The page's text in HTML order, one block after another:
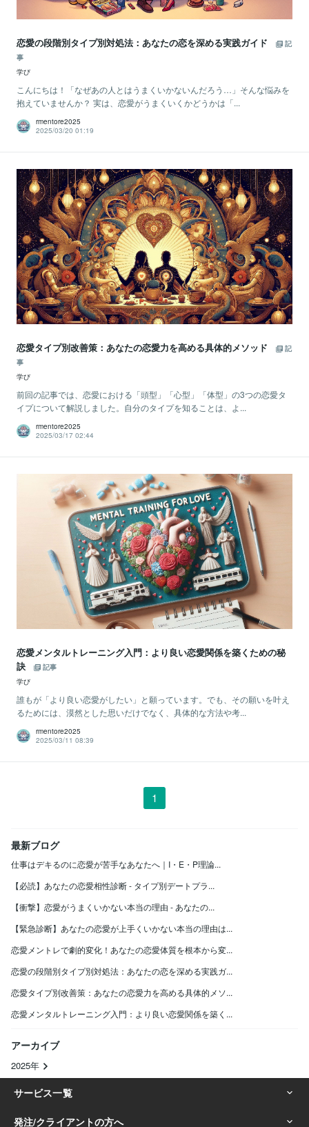
恋愛の段階別タイプ別対処法：あなたの恋を深める実践ガイド
記
事
学び
こんにちは！「なぜあの人とはうまくいかないんだろう…」そんな悩みを
抱えていませんか？ 実は、恋愛がうまくいくかどうかは「...
rmentore2025
2025/03/20 01:19
恋愛タイプ別改善策：あなたの恋愛力を高める具体的メソッド
記
事
学び
前回の記事では、恋愛における「頭型」「心型」「体型」の3つの恋愛タ
イプについて解説しました。自分のタイプを知ることは、よ...
rmentore2025
2025/03/17 02:44
恋愛メンタルトレーニング入門：より良い恋愛関係を築くための秘
訣
記事
学び
誰もが「より良い恋愛がしたい」と願っています。でも、その願いを叶え
るためには、漠然とした思いだけでなく、具体的な方法や考...
rmentore2025
2025/03/11 08:39
1
最新ブログ
仕事はデキるのに恋愛が苦手なあなたへ｜I・E・P理論...
【必読】あなたの恋愛相性診断 - タイプ別デートプラ...
【衝撃】恋愛がうまくいかない本当の理由 - あなたの...
【緊急診断】あなたの恋愛が上手くいかない本当の理由は...
恋愛メントレで劇的変化！あなたの恋愛体質を根本から変...
恋愛の段階別タイプ別対処法：あなたの恋を深める実践ガ...
恋愛タイプ別改善策：あなたの恋愛力を高める具体的メソ...
恋愛メンタルトレーニング入門：より良い恋愛関係を築く...
アーカイブ
2025年